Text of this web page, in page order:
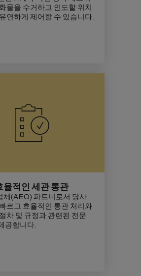
물을 수거하고 인도할 위치
연하게 제어할 수 있습니다.
율적인 세관 통관
체(AEO) 파트너로서 당사
르고 효율적인 통관 처리와
차 및 규정과 관련된 전문
공합니다.